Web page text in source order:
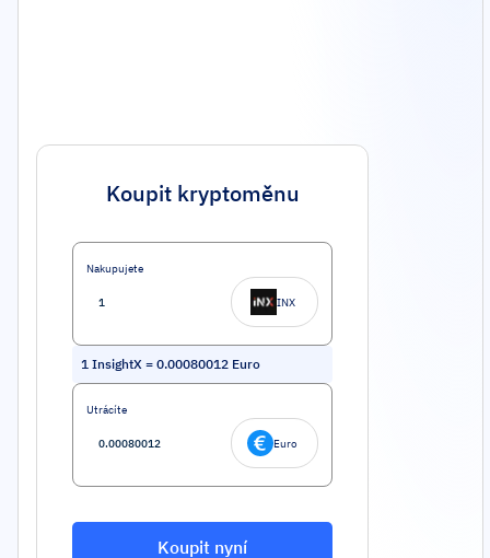
Koupit kryptoměnu
Nakupujete
INX
1 InsightX = 0.00080012 Euro
Utrácíte
Euro
Koupit nyní